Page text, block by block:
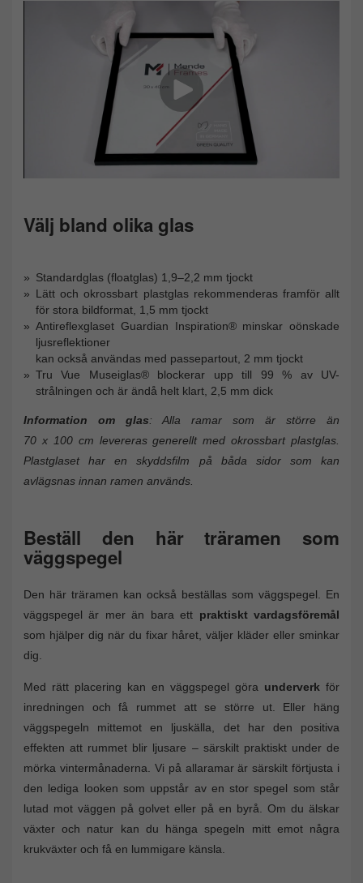
Välj bland olika glas
Standardglas (floatglas) 1,9–2,2 mm tjockt
Lätt och okrossbart plastglas rekommenderas framför allt
för stora bildformat, 1,5 mm tjockt
Antireflexglaset Guardian Inspiration® minskar oönskade
ljusreflektioner
kan också användas med passepartout, 2 mm tjockt
Tru Vue Museiglas® blockerar upp till 99 % av UV-
strålningen och är ändå helt klart, 2,5 mm dick
Information om glas: Alla ramar som är större än
70 x 100 cm levereras generellt med okrossbart plastglas.
Plastglaset har en skyddsfilm på båda sidor som kan
avlägsnas innan ramen används.
Beställ den här träramen som
väggspegel
Den här träramen kan också beställas som väggspegel. En
väggspegel är mer än bara ett praktiskt vardagsföremål
som hjälper dig när du fixar håret, väljer kläder eller sminkar
dig.
Med rätt placering kan en väggspegel göra underverk för
inredningen och få rummet att se större ut. Eller häng
väggspegeln mittemot en ljuskälla, det har den positiva
effekten att rummet blir ljusare – särskilt praktiskt under de
mörka vintermånaderna. Vi på allaramar är särskilt förtjusta i
den lediga looken som uppstår av en stor spegel som står
lutad mot väggen på golvet eller på en byrå. Om du älskar
växter och natur kan du hänga spegeln mitt emot några
krukväxter och få en lummigare känsla.